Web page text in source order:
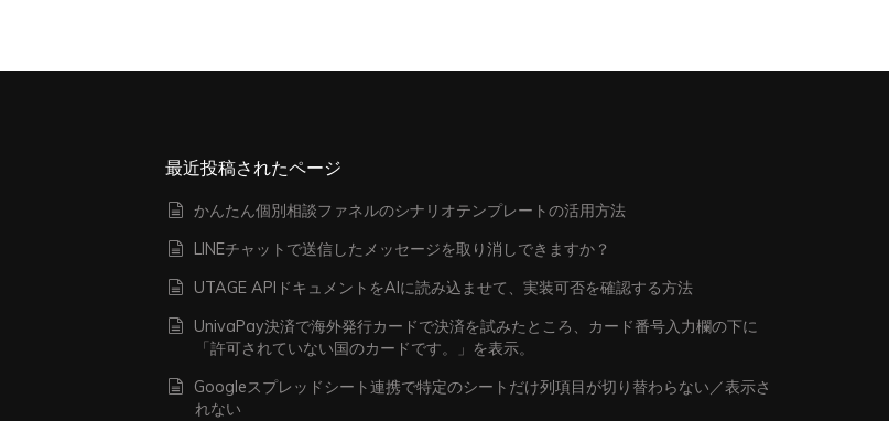
最近投稿されたページ
かんたん個別相談ファネルのシナリオテンプレートの活用方法
LINEチャットで送信したメッセージを取り消しできますか？
UTAGE APIドキュメントをAIに読み込ませて、実装可否を確認する方法
UnivaPay決済で海外発行カードで決済を試みたところ、カード番号入力欄の下に
「許可されていない国のカードです。」を表示。
Googleスプレッドシート連携で特定のシートだけ列項目が切り替わらない／表示さ
れない